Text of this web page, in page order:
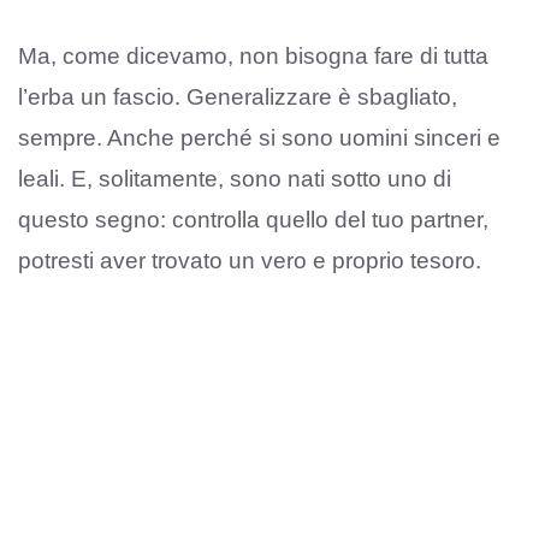
Ma, come dicevamo, non bisogna fare di tutta
l’erba un fascio. Generalizzare è sbagliato,
sempre. Anche perché si sono uomini sinceri e
leali. E, solitamente, sono nati sotto uno di
questo segno: controlla quello del tuo partner,
potresti aver trovato un vero e proprio tesoro.